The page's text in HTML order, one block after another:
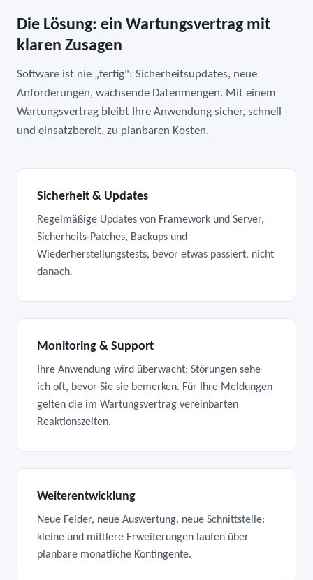
Die Lösung: ein Wartungsvertrag mit
klaren Zusagen
Software ist nie „fertig": Sicherheitsupdates, neue
Anforderungen, wachsende Datenmengen. Mit einem
Wartungsvertrag bleibt Ihre Anwendung sicher, schnell
und einsatzbereit, zu planbaren Kosten.
Sicherheit & Updates
Regelmäßige Updates von Framework und Server,
Sicherheits-Patches, Backups und
Wiederherstellungstests, bevor etwas passiert, nicht
danach.
Monitoring & Support
Ihre Anwendung wird überwacht; Störungen sehe
ich oft, bevor Sie sie bemerken. Für Ihre Meldungen
gelten die im Wartungsvertrag vereinbarten
Reaktionszeiten.
Weiterentwicklung
Neue Felder, neue Auswertung, neue Schnittstelle:
kleine und mittlere Erweiterungen laufen über
planbare monatliche Kontingente.